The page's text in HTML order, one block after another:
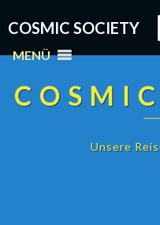
COSMIC SOCIETY
MENÜ
Unsere